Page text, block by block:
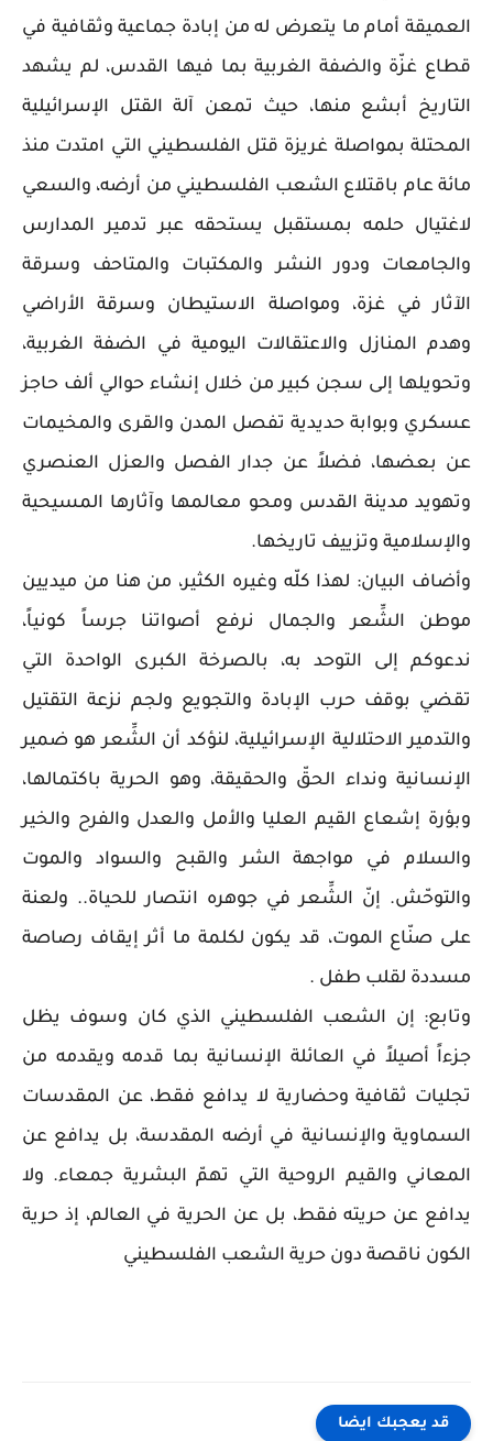
العميقة أمام ما يتعرض له من إبادة جماعية وثقافية في
قطاع غزّة والضفة الغربية بما فيها القدس، لم يشهد
التاريخ أبشع منها، حيث تمعن آلة القتل الإسرائيلية
المحتلة بمواصلة غريزة قتل الفلسطيني التي امتدت منذ
مائة عام باقتلاع الشعب الفلسطيني من أرضه، والسعي
لاغتيال حلمه بمستقبل يستحقه عبر تدمير المدارس
والجامعات ودور النشر والمكتبات والمتاحف وسرقة
الآثار في غزة، ومواصلة الاستيطان وسرقة الأراضي
وهدم المنازل والاعتقالات اليومية في الضفة الغربية،
وتحويلها إلى سجن كبير من خلال إنشاء حوالي ألف حاجز
عسكري وبوابة حديدية تفصل المدن والقرى والمخيمات
عن بعضها، فضلاً عن جدار الفصل والعزل العنصري
وتهويد مدينة القدس ومحو معالمها وآثارها المسيحية
والإسلامية وتزييف تاريخها.
وأضاف البيان: لهذا كلّه وغيره الكثير، من هنا من ميديين
موطن الشِّعر والجمال نرفع أصواتنا جرساً كونياً،
ندعوكم إلى التوحد به، بالصرخة الكبرى الواحدة التي
تقضي بوقف حرب الإبادة والتجويع ولجم نزعة التقتيل
والتدمير الاحتلالية الإسرائيلية، لنؤكد أن الشِّعر هو ضمير
الإنسانية ونداء الحقّ والحقيقة، وهو الحرية باكتمالها،
وبؤرة إشعاع القيم العليا والأمل والعدل والفرح والخير
والسلام في مواجهة الشر والقبح والسواد والموت
والتوحّش. إنّ الشِّعر في جوهره انتصار للحياة.. ولعنة
على صنّاع الموت، قد يكون لكلمة ما أثر إيقاف رصاصة
مسددة لقلب طفل .
وتابع: إن الشعب الفلسطيني الذي كان وسوف يظل
جزءاً أصيلاً في العائلة الإنسانية بما قدمه ويقدمه من
تجليات ثقافية وحضارية لا يدافع فقط، عن المقدسات
السماوية والإنسانية في أرضه المقدسة، بل يدافع عن
المعاني والقيم الروحية التي تهمّ البشرية جمعاء. ولا
يدافع عن حريته فقط، بل عن الحرية في العالم، إذ حرية
الكون ناقصة دون حرية الشعب الفلسطيني
قد يعجبك ايضا